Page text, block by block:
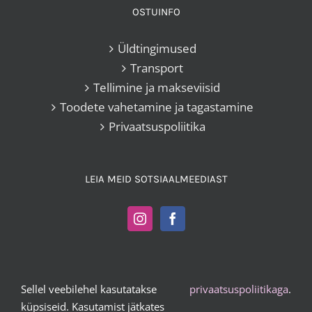
OSTUINFO
Üldtingimused
Transport
Tellimine ja makseviisid
Toodete vahetamine ja tagastamine
Privaatsuspoliitika
LEIA MEID SOTSIAALMEEDIAST
vesta@kangakoi.ee
Sellel veebilehel kasutatakse
küpsiseid. Kasutamist jätkates
privaatsuspoliitikaga.